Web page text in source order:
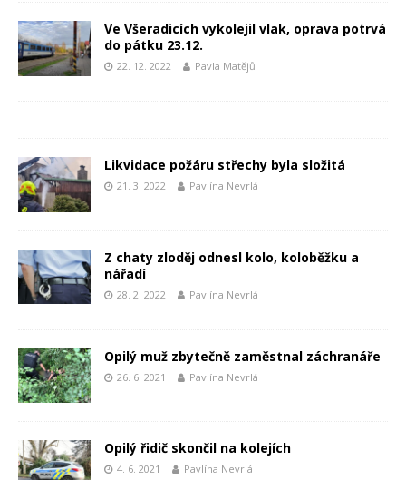
Ve Všeradicích vykolejil vlak, oprava potrvá
do pátku 23.12.
22. 12. 2022 Pavla Matějů
Likvidace požáru střechy byla složitá
21. 3. 2022 Pavlína Nevrlá
Z chaty zloděj odnesl kolo, koloběžku a
nářadí
28. 2. 2022 Pavlína Nevrlá
Opilý muž zbytečně zaměstnal záchranáře
26. 6. 2021 Pavlína Nevrlá
Opilý řidič skončil na kolejích
4. 6. 2021 Pavlína Nevrlá